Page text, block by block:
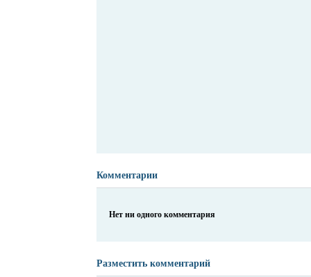
Комментарии
Нет ни одного комментария
Разместить комментарий